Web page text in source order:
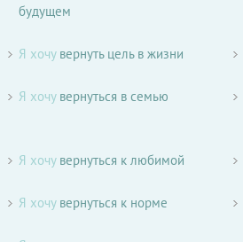
будущем
Я хочувернуть цель в жизни
Я хочувернуться в семью
Я хочувернуться к любимой
Я хочувернуться к норме